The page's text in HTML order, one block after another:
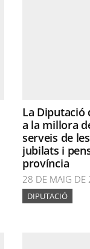
La Diputació
a la millora
serveis de
jubilats i
província
28 DE MAIG DE
DIPUTACIÓ